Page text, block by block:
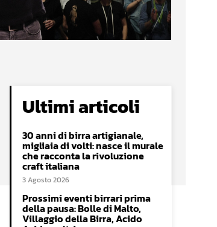
Ultimi articoli
30 anni di birra artigianale,
migliaia di volti: nasce il murale
che racconta la rivoluzione
craft italiana
3 Agosto 2026
Prossimi eventi birrari prima
della pausa: Bolle di Malto,
Villaggio della Birra, Acido